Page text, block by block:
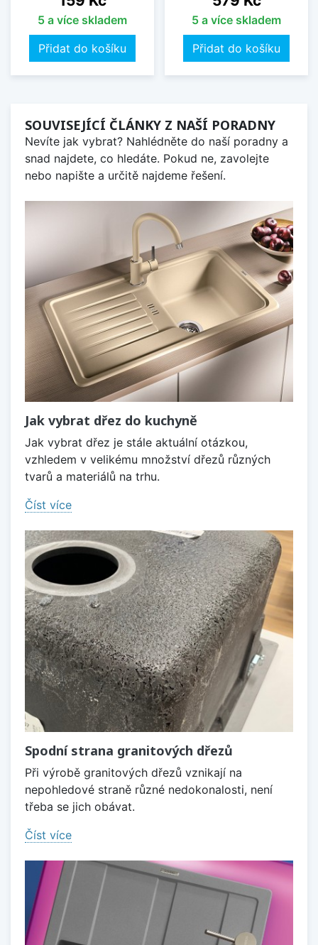
5 a více skladem
Přidat do košíku
5 a více skladem
Přidat do košíku
SOUVISEJÍCÍ ČLÁNKY Z NAŠÍ PORADNY
Nevíte jak vybrat? Nahlédněte do naší poradny a
snad najdete, co hledáte. Pokud ne, zavolejte
nebo napište a určitě najdeme řešení.
Jak vybrat dřez do kuchyně
Jak vybrat dřez je stále aktuální otázkou,
vzhledem v velikému množství dřezů různých
tvarů a materiálů na trhu.
Číst více
Spodní strana granitových dřezů
Při výrobě granitových dřezů vznikají na
nepohledové straně různé nedokonalosti, není
třeba se jich obávat.
Číst více